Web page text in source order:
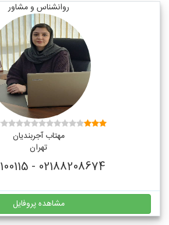
روانشناس و مشاور
مهتاب آجربندیان
تهران
02188208674 - 09006100115
مشاهده پروفایل